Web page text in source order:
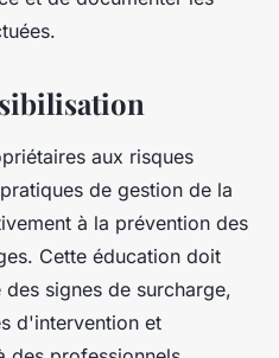
aux risques
de gestion de la
à la prévention des
Cette éducation doit
signes de surcharge,
d'intervention et